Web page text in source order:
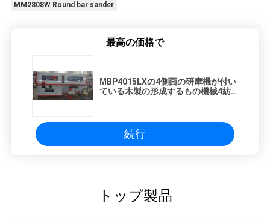
MM2808W Round bar sander
最高の価格で
MBP4015LXの4側面の研摩機が付い
ている木製の形成するもの機械4紡
続行
トップ製品